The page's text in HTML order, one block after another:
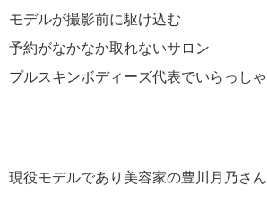
モデルが撮影前に駆け込む
予約がなかなか取れないサロン
プルスキンボディーズ代表でいらっしゃ
現役モデルであり美容家の豊川月乃さん